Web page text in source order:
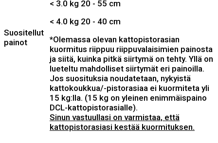
Suositellut
painot
< 3.0 kg 20 - 55 cm
< 4.0 kg 20 - 40 cm
*Olemassa olevan kattopistorasian
kuormitus riippuu riippuvalaisimien painosta
ja siitä, kuinka pitkä siirtymä on tehty. Yllä on
lueteltu mahdolliset siirtymät eri painoilla.
Jos suosituksia noudatetaan, nykyistä
kattokoukkua/-pistorasiaa ei kuormiteta yli
15 kg:lla. (15 kg on yleinen enimmäispaino
DCL-kattopistorasialle).
Sinun vastuullasi on varmistaa, että
kattopistorasiasi kestää kuormituksen.